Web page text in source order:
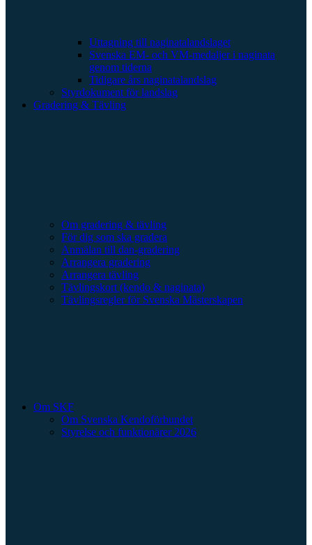
Uttagning till naginatalandslaget
Svenska EM- och VM-medaljer i naginata
genom tiderna
Tidigare års naginatalandslag
Styrdokument för landslag
Gradering & Tävling
Om gradering & tävling
För dig som ska gradera
Anmälan till dan-gradering
Arrangera gradering
Arrangera tävling
Tävlingskort (kendo & naginata)
Tävlingsregler för Svenska Mästerskapen
Om SKF
Om Svenska Kendoförbundet
Styrelse och funktionärer 2026